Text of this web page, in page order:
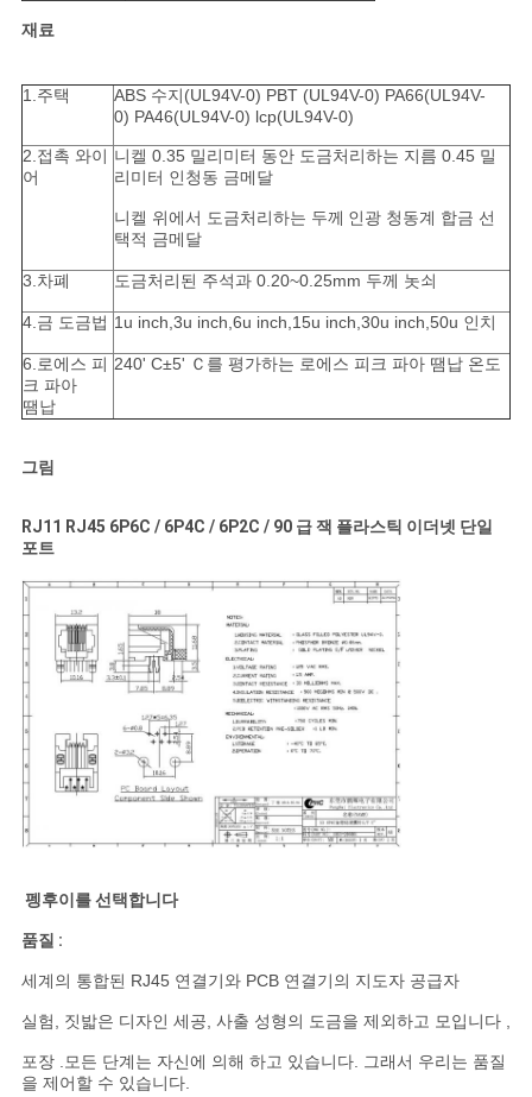
재료
1.주택
ABS 수지(UL94V-0) PBT (UL94V-0) PA66(UL94V-
0) PA46(UL94V-0) lcp(UL94V-0)
2.접촉 와이
어
니켈 0.35 밀리미터 동안 도금처리하는 지름 0.45 밀
리미터 인청동 금메달
니켈 위에서 도금처리하는 두께 인광 청동계 합금 선
택적 금메달
3.차폐 도금처리된 주석과 0.20~0.25mm 두께 놋쇠
4.금 도금법 1u inch,3u inch,6u inch,15u inch,30u inch,50u 인치
6.로에스 피
크 파아
땜납
240' C±5' Ｃ를 평가하는 로에스 피크 파아 땜납 온도
그림
RJ11 RJ45 6P6C / 6P4C / 6P2C / 90 급 잭 플라스틱 이더넷 단일
포트
펭후이를 선택합니다
품질 :
세계의 통합된 RJ45 연결기와 PCB 연결기의 지도자 공급자
실험, 짓밟은 디자인 세공, 사출 성형의 도금을 제외하고 모입니다 ,
포장 .모든 단계는 자신에 의해 하고 있습니다. 그래서 우리는 품질
을 제어할 수 있습니다.